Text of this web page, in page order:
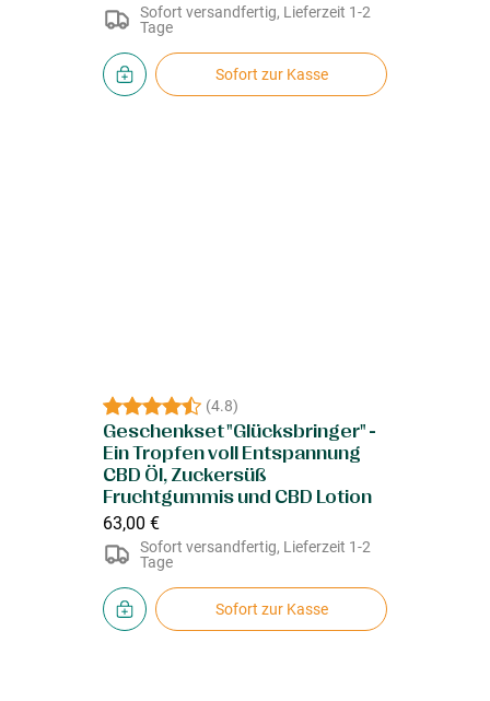
Sofort versandfertig, Lieferzeit 1-2
Tage
Sofort zur Kasse
(4.8)
Geschenkset "Glücksbringer" -
Ein Tropfen voll Entspannung
CBD Öl, Zuckersüß
Fruchtgummis und CBD Lotion
63,00 €
Sofort versandfertig, Lieferzeit 1-2
Tage
Sofort zur Kasse